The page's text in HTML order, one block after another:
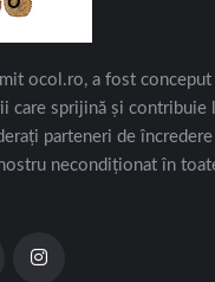
ocol.ro, a fost conceput
care sprijină și contribuie
parteneri de
necondiționat în